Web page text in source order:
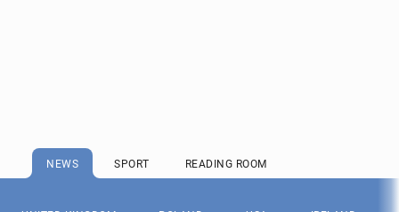
NEWS SPORT READING ROOM